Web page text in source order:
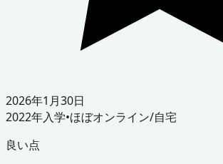
2026年1月30日
2022年入学•ほぼオンライン/自宅
良い点